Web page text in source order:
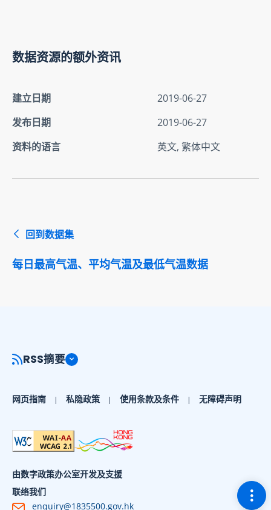
数据资源的额外资讯
建立日期
2019-06-27
发布日期
2019-06-27
资料的语言
英文, 繁体中文
回到数据集
每日最高气温、平均气温及最低气温数据
切
RSS摘要
网页指南 私隐政策 使用条款及条件 无障碍声明
由数字政策办公室开发及支援
联络我们
enquiry@1835500.gov.hk